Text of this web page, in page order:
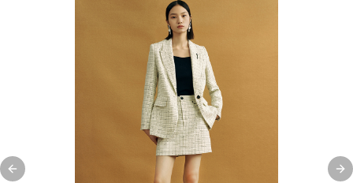
Previous slide